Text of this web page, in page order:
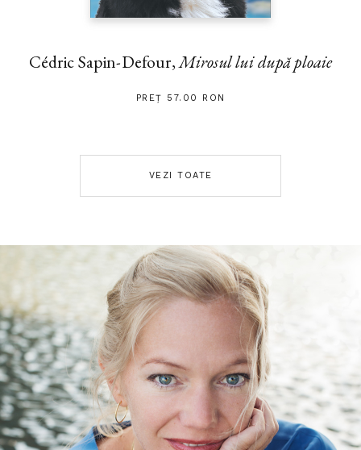
Cédric Sapin-Defour,Mirosul lui după ploaie
PREȚ 57.00 RON
VEZI TOATE